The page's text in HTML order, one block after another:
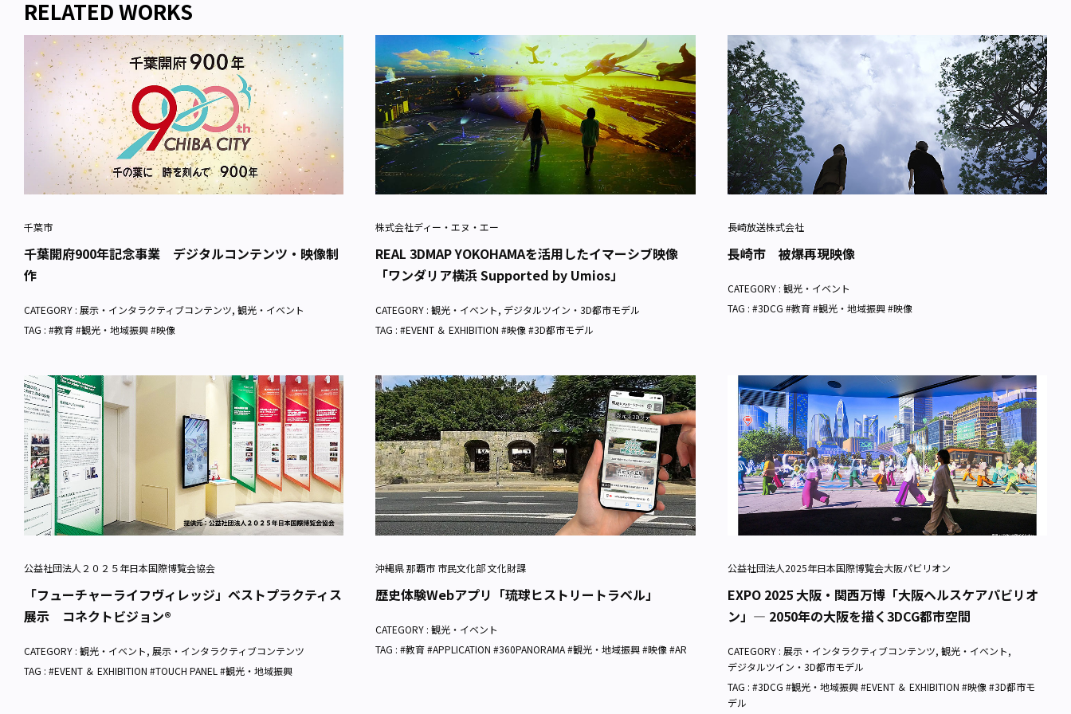
RELATED WORKS
千葉市
千葉開府900年記念事業 デジタルコンテンツ・映像制
作
CATEGORY : 展示・インタラクティブコンテンツ, 観光・イベント
TAG : #教育 #観光・地域振興 #映像
株式会社ディー・エヌ・エー
REAL 3DMAP YOKOHAMAを活用したイマーシブ映像
「ワンダリア横浜 Supported by Umios」
CATEGORY :観光・イベント, デジタルツイン・3D都市モデル
TAG : #EVENT ＆ EXHIBITION #映像 #3D都市モデル
長崎放送株式会社
長崎市 被爆再現映像
CATEGORY : 観光・イベント
TAG : #3DCG #教育 #観光・地域振興 #映像
公益社団法人２０２５年日本国際博覧会協会
「フューチャーライフヴィレッジ」ベストプラクティス
展示 コネクトビジョン®
CATEGORY : 観光・イベント, 展示・インタラクティブコンテンツ
TAG : #EVENT ＆ EXHIBITION #TOUCH PANEL #観光・地域振興
沖縄県 那覇市 市民文化部 文化財課
歴史体験Webアプリ「琉球ヒストリートラベル」
CATEGORY :観光・イベント
TAG : #教育 #APPLICATION #360PANORAMA #観光・地域振興 #映像 #AR
公益社団法人2025年日本国際博覧会大阪パビリオン
EXPO 2025 大阪・関西万博「大阪ヘルスケアパビリオ
ン」— 2050年の大阪を描く3DCG都市空間
CATEGORY : 展示・インタラクティブコンテンツ, 観光・イベント,
デジタルツイン・3D都市モデル
TAG : #3DCG #観光・地域振興 #EVENT ＆ EXHIBITION #映像 #3D都市モ
デル